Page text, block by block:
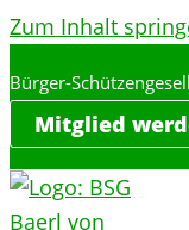
Zum Inhalt
Bürger-
Mitglied